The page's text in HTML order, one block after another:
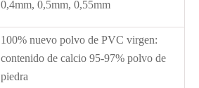
0,4mm, 0,5mm, 0,55mm
100% nuevo polvo de PVC virgen:
contenido de calcio 95-97% polvo de
piedra